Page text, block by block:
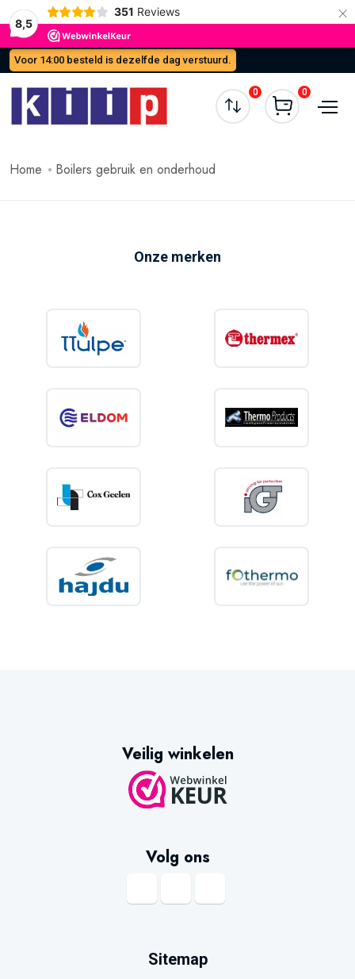
8,5
351 Reviews ×
Voor 14:00 besteld is dezelfde dag verstuurd.
0 0
Home Boilers gebruik en onderhoud
Onze merken
Veilig winkelen
Volg ons
Sitemap